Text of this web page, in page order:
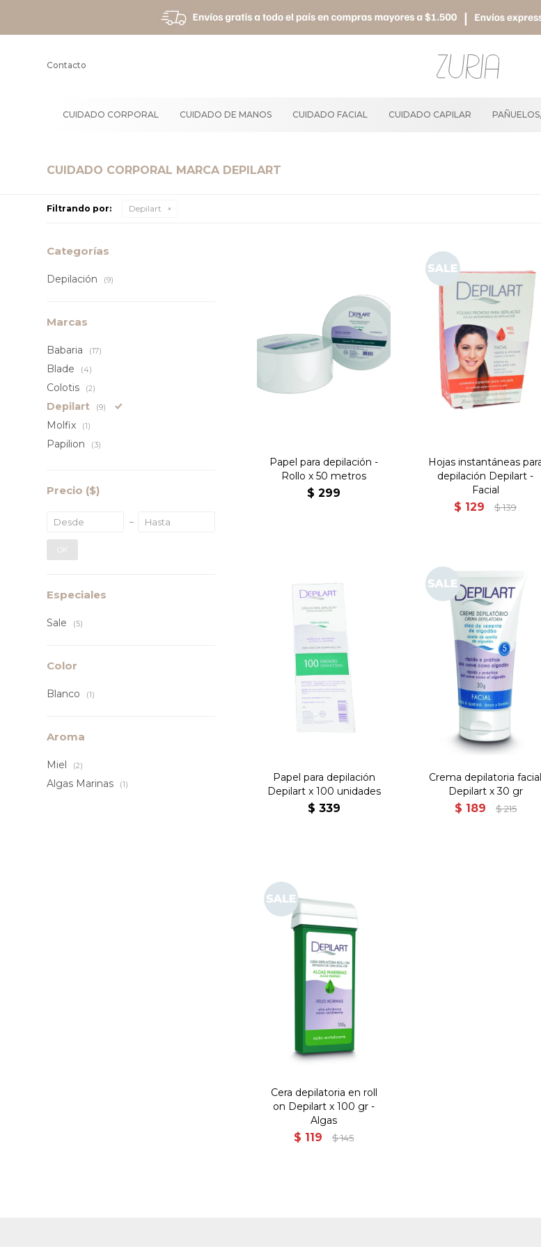
CUIDADO CORPORAL CUIDADO DE MANOS CUIDADO FACIAL CUIDADO CAPILAR
Contacto
CUIDADO CORPORAL MARCA DEPILART
Filtrando por: Depilart
Papel para depilación -
Rollo x 50 metros
$ 299
Hojas instantáneas
depilación Depilart -
Facial
$ 129 $ 139
Papel para depilación
Depilart x 100 unidades
$ 339
Crema depilatoria facial
Depilart x 30 gr
$ 189 $ 215
Cera depilatoria en roll
on Depilart x 100 gr -
Algas
$ 119 $ 145
Categorías
Depilación (9)
Marcas
Babaria (17)
Blade (4)
Colotis (2)
Depilart (9)
Molfix (1)
Papilion (3)
Precio ($)
OK
Especiales
Sale (5)
Color
Blanco (1)
Aroma
Miel (2)
Algas Marinas (1)